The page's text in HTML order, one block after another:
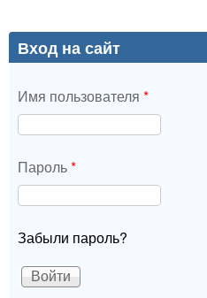
Вход на сайт
Имя пользователя *
Пароль*
Забыли пароль?